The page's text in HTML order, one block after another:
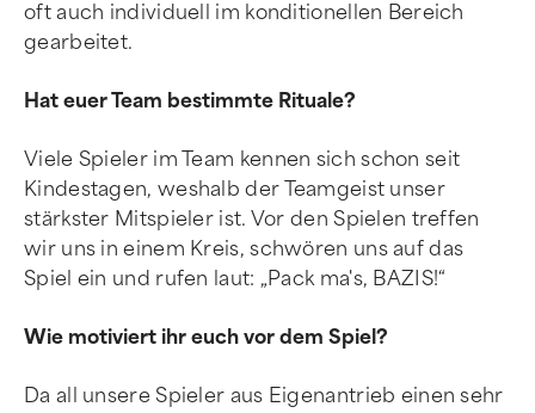
oft auch individuell im konditionellen Bereich
gearbeitet.
Hat euer Team bestimmte Rituale?
Viele Spieler im Team kennen sich schon seit
Kindestagen, weshalb der Teamgeist unser
stärkster Mitspieler ist. Vor den Spielen treffen
wir uns in einem Kreis, schwören uns auf das
Spiel ein und rufen laut: „Pack ma's, BAZIS!“
Wie motiviert ihr euch vor dem Spiel?
Da all unsere Spieler aus Eigenantrieb einen sehr